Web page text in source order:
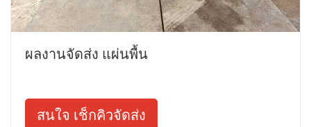
ผลงานจัดส่ง แผ่นพื้น
สนใจ เช็กคิวจัดส่ง